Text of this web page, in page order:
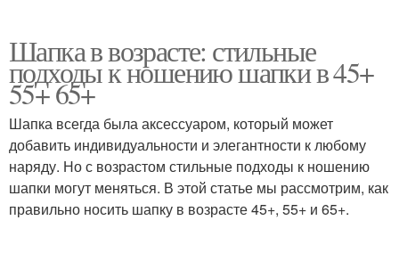
Шапка в возрасте: стильные
подходы к ношению шапки в 45+
55+ 65+
Шапка всегда была аксессуаром, который может
добавить индивидуальности и элегантности к любому
наряду. Но с возрастом стильные подходы к ношению
шапки могут меняться. В этой статье мы рассмотрим, как
правильно носить шапку в возрасте 45+, 55+ и 65+.